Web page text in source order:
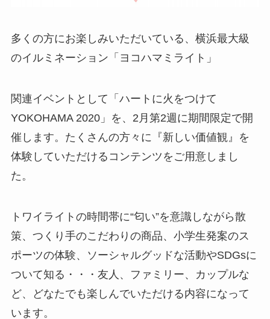
多くの方にお楽しみいただいている、横浜最大級
のイルミネーション「ヨコハマミライト」
関連イベントとして「ハートに火をつけて
YOKOHAMA 2020」を、2月第2週に期間限定で開
催します。たくさんの方々に『新しい価値観』を
体験していただけるコンテンツをご用意しまし
た。
トワイライトの時間帯に“匂い”を意識しながら散
策、つくり手のこだわりの商品、小学生発案のス
ポーツの体験、ソーシャルグッドな活動やSDGsに
ついて知る・・・友人、ファミリー、カップルな
ど、どなたでも楽しんでいただける内容になって
います。